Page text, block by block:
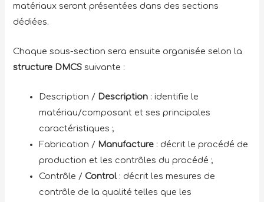
matériaux seront présentées dans des sections
dédiées.
Chaque sous-section sera ensuite organisée selon la
structure DMCS suivante :
Description / Description : identifie le
matériau/composant et ses principales
caractéristiques ;
Fabrication / Manufacture : décrit le procédé de
production et les contrôles du procédé ;
Contrôle / Control: décrit les mesures de
contrôle de la qualité telles que les